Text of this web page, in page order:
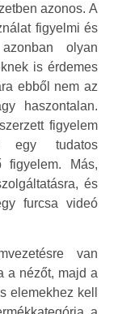
azonos. A
figyelmi és
olyan
is érdemes
ebből nem az
haszontalan.
figyelem
egy tudatos
figyelem. Más,
és
furcsa videó
van
a nézőt, majd a
elemekhez kell